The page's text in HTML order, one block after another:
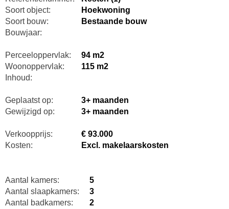
Soort object:
Hoekwoning
Soort bouw:
Bestaande bouw
Bouwjaar:
Perceeloppervlak:
94 m2
Woonoppervlak:
115 m2
Inhoud:
Geplaatst op:
3+ maanden
Gewijzigd op:
3+ maanden
Verkoopprijs:
€ 93.000
Kosten:
Excl. makelaarskosten
Aantal kamers:
5
Aantal slaapkamers:
3
Aantal badkamers:
2